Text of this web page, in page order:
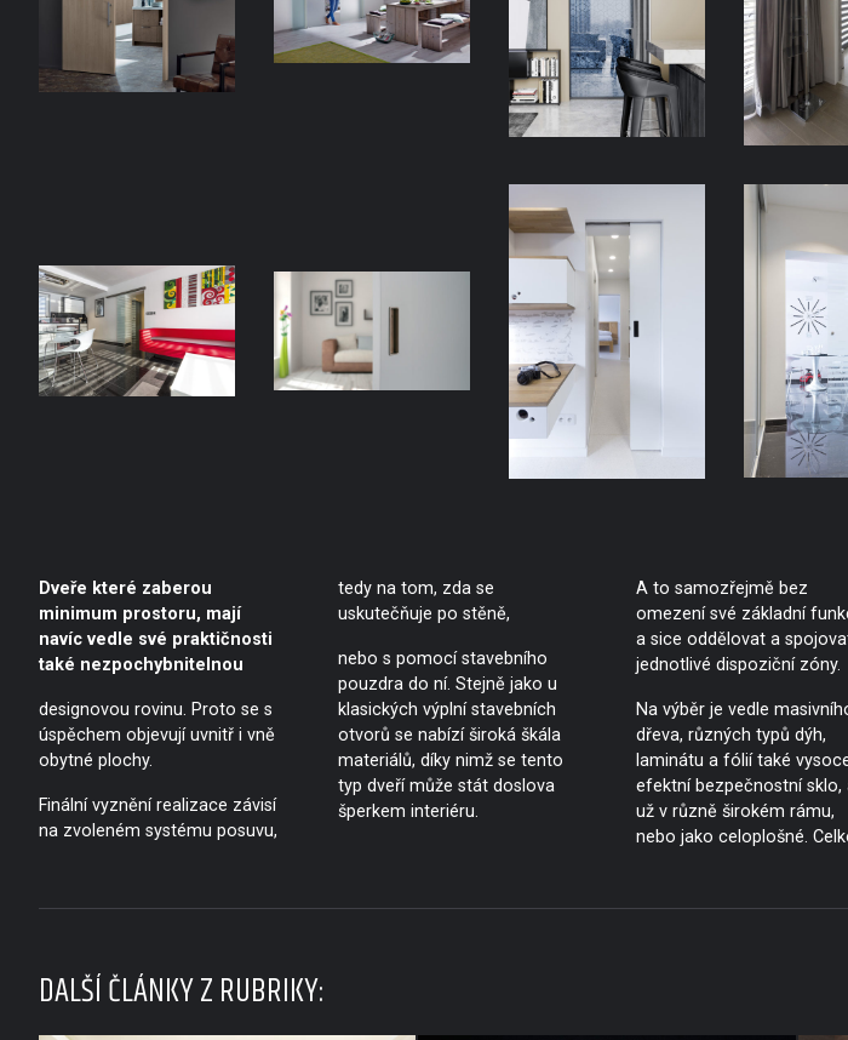
Dveře které zaberou
minimum prostoru, mají
navíc vedle své praktičnosti
také nezpochybnitelnou
designovou rovinu. Proto se s
úspěchem objevují uvnitř i vně
obytné plochy.
Finální vyznění realizace závisí
na zvoleném systému posuvu,
tedy na tom, zda se
uskutečňuje po stěně,
nebo s pomocí stavebního
pouzdra do ní. Stejně jako u
klasických výplní stavebních
otvorů se nabízí široká škála
materiálů, díky nimž se tento
typ dveří může stát doslova
šperkem interiéru.
A to samozřejmě bez
omezení své základní
a sice oddělovat a
jednotlivé dispoziční zóny.
Na výběr je vedle
dřeva, různých typů dýh,
laminátu a fólií také
efektní bezpečnostní sklo,
už v různě širokém rámu,
nebo jako celoplošné.
DALŠÍ ČLÁNKY Z RUBRIKY: